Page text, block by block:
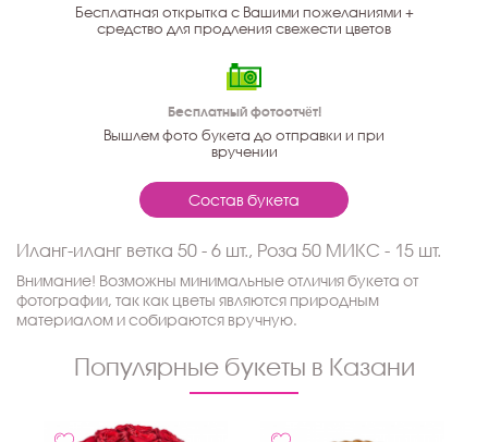
Бесплатная открытка с Вашими пожеланиями +
средство для продления свежести цветов
Бесплатный фотоотчёт!
Вышлем фото букета до отправки и при
вручении
Состав букета
Иланг-иланг ветка 50 - 6 шт., Роза 50 МИКС - 15 шт.
Внимание! Возможны минимальные отличия букета от
фотографии, так как цветы являются природным
материалом и собираются вручную.
Популярные букеты в Казани